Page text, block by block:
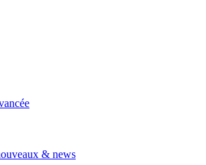
& news